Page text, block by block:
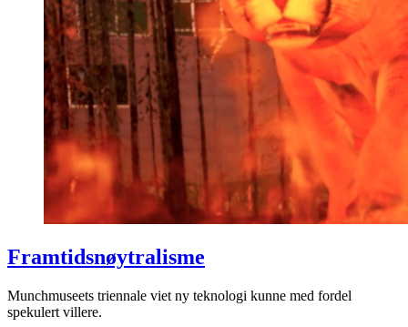
Framtidsnøytralisme
Munchmuseets triennale viet ny teknologi kunne med fordel
spekulert villere.